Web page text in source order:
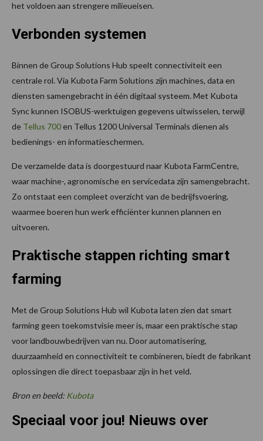
het voldoen aan strengere milieueisen.
Verbonden systemen
Binnen de Group Solutions Hub speelt connectiviteit een
centrale rol. Via Kubota Farm Solutions zijn machines, data en
diensten samengebracht in één digitaal systeem. Met Kubota
Sync kunnen ISOBUS-werktuigen gegevens uitwisselen, terwijl
de Tellus 700en Tellus 1200 Universal Terminals dienen als
bedienings- en informatieschermen.
De verzamelde data is doorgestuurd naar Kubota FarmCentre,
waar machine-, agronomische en servicedata zijn samengebracht.
Zo ontstaat een compleet overzicht van de bedrijfsvoering,
waarmee boeren hun werk efficiënter kunnen plannen en
uitvoeren.
Praktische stappen richting smart
farming
Met de Group Solutions Hub wil Kubota laten zien dat smart
farming geen toekomstvisie meer is, maar een praktische stap
voor landbouwbedrijven van nu. Door automatisering,
duurzaamheid en connectiviteit te combineren, biedt de fabrikant
oplossingen die direct toepasbaar zijn in het veld.
Bron en beeld: Kubota
Speciaal voor jou! Nieuws over